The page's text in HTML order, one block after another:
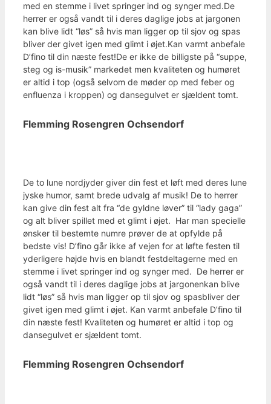
med en stemme i livet springer ind og synger med.De
herrer er også vandt til i deres daglige jobs at jargonen
kan blive lidt “løs” så hvis man ligger op til sjov og spas
bliver der givet igen med glimt i øjet.Kan varmt anbefale
D’fino til din næste fest!De er ikke de billigste på “suppe,
steg og is-musik” markedet men kvaliteten og humøret
er altid i top (også selvom de møder op med feber og
enfluenza i kroppen) og dansegulvet er sjældent tomt.
Flemming Rosengren Ochsendorf
De to lune nordjyder giver din fest et løft med deres lune
jyske humor, samt brede udvalg af musik! De to herrer
kan give din fest alt fra “de gyldne løver” til “lady gaga”
og alt bliver spillet med et glimt i øjet. Har man specielle
ønsker til bestemte numre prøver de at opfylde på
bedste vis! D’fino går ikke af vejen for at løfte festen til
yderligere højde hvis en blandt festdeltagerne med en
stemme i livet springer ind og synger med. De herrer er
også vandt til i deres daglige jobs at jargonenkan blive
lidt “løs” så hvis man ligger op til sjov og spasbliver der
givet igen med glimt i øjet. Kan varmt anbefale D’fino til
din næste fest! Kvaliteten og humøret er altid i top og
dansegulvet er sjældent tomt.
Flemming Rosengren Ochsendorf